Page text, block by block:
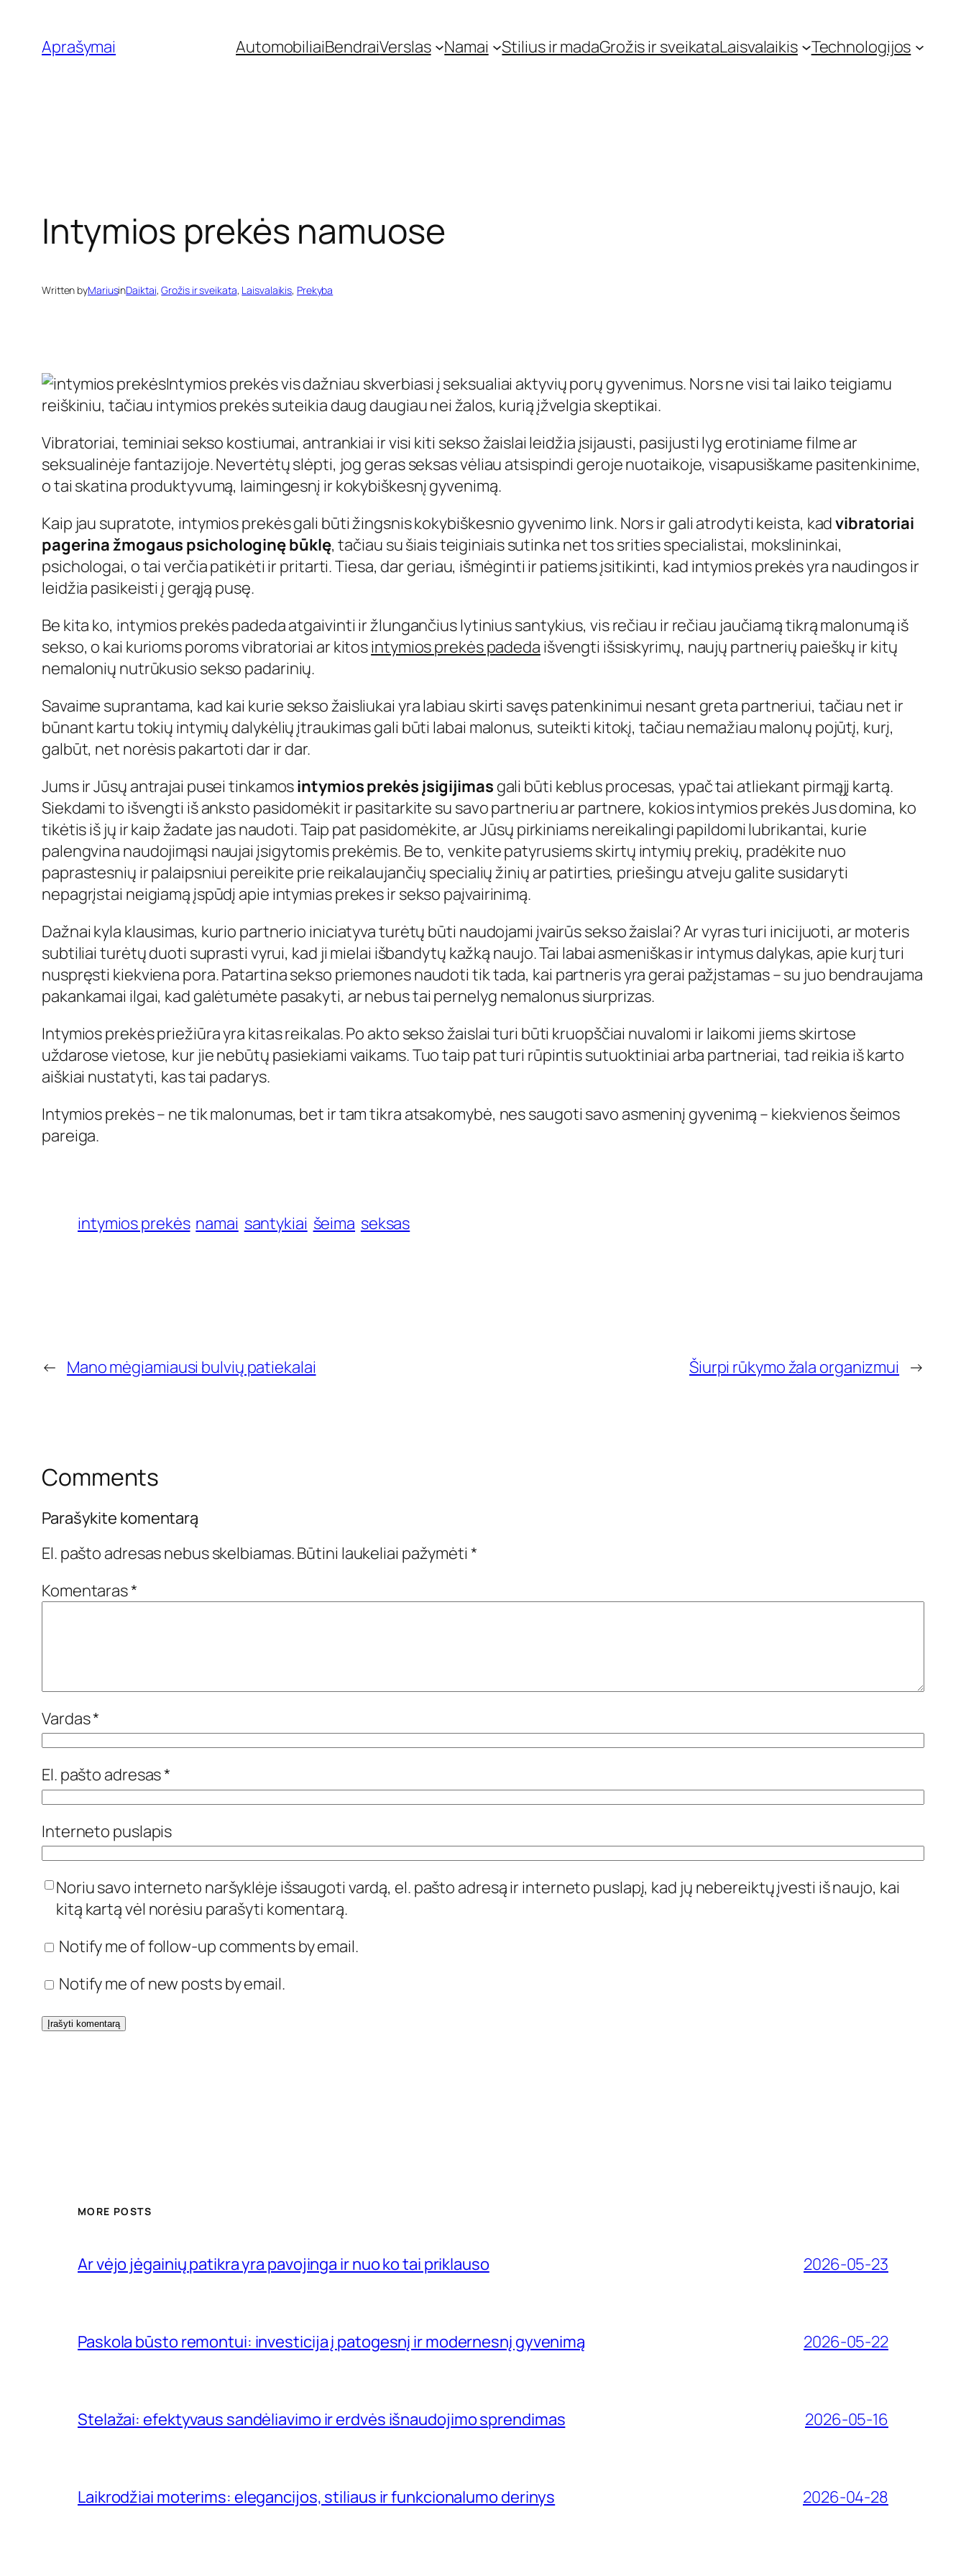
turinio
Aprašymai AutomobiliaiBendraiVerslas Namai Stilius ir madaGrožis ir sveikataLaisvalaikis Technologijos
Intymios prekės namuose
Written byMariusinDaiktai, Grožis ir sveikata, Laisvalaikis, Prekyba
Intymios prekės vis dažniau skverbiasi į seksualiai aktyvių porų gyvenimus. Nors ne visi tai laiko teigiamu
reiškiniu, tačiau intymios prekės suteikia daug daugiau nei žalos, kurią įžvelgia skeptikai.
Vibratoriai, teminiai sekso kostiumai, antrankiai ir visi kiti sekso žaislai leidžia įsijausti, pasijusti lyg erotiniame filme ar
seksualinėje fantazijoje. Nevertėtų slėpti, jog geras seksas vėliau atsispindi geroje nuotaikoje, visapusiškame pasitenkinime,
o tai skatina produktyvumą, laimingesnį ir kokybiškesnį gyvenimą.
Kaip jau supratote, intymios prekės gali būti žingsnis kokybiškesnio gyvenimo link. Nors ir gali atrodyti keista, kadvibratoriai
pagerina žmogaus psichologinę būklę, tačiau su šiais teiginiais sutinka net tos srities specialistai, mokslininkai,
psichologai, o tai verčia patikėti ir pritarti. Tiesa, dar geriau, išmėginti ir patiems įsitikinti, kad intymios prekės yra naudingos ir
leidžia pasikeisti į gerąją pusę.
Be kita ko, intymios prekės padeda atgaivinti ir žlungančius lytinius santykius, vis rečiau ir rečiau jaučiamą tikrą malonumą iš
sekso, o kai kurioms poroms vibratoriai ar kitosintymios prekės padeda išvengti išsiskyrimų, naujų partnerių paieškų ir kitų
nemalonių nutrūkusio sekso padarinių.
Savaime suprantama, kad kai kurie sekso žaisliukai yra labiau skirti savęs patenkinimui nesant greta partneriui, tačiau net ir
būnant kartu tokių intymių dalykėlių įtraukimas gali būti labai malonus, suteikti kitokį, tačiau nemažiau malonų pojūtį, kurį,
galbūt, net norėsis pakartoti dar ir dar.
Jums ir Jūsų antrajai pusei tinkamosintymios prekės įsigijimas gali būti keblus procesas, ypač tai atliekant pirmąjį kartą.
Siekdami to išvengti iš anksto pasidomėkit ir pasitarkite su savo partneriu ar partnere, kokios intymios prekės Jus domina, ko
tikėtis iš jų ir kaip žadate jas naudoti. Taip pat pasidomėkite, ar Jūsų pirkiniams nereikalingi papildomi lubrikantai, kurie
palengvina naudojimąsi naujai įsigytomis prekėmis. Be to, venkite patyrusiems skirtų intymių prekių, pradėkite nuo
paprastesnių ir palaipsniui pereikite prie reikalaujančių specialių žinių ar patirties, priešingu atveju galite susidaryti
nepagrįstai neigiamą įspūdį apie intymias prekes ir sekso paįvairinimą.
Dažnai kyla klausimas, kurio partnerio iniciatyva turėtų būti naudojami įvairūs sekso žaislai? Ar vyras turi inicijuoti, ar moteris
subtiliai turėtų duoti suprasti vyrui, kad ji mielai išbandytų kažką naujo. Tai labai asmeniškas ir intymus dalykas, apie kurį turi
nuspręsti kiekviena pora. Patartina sekso priemones naudoti tik tada, kai partneris yra gerai pažįstamas – su juo bendraujama
pakankamai ilgai, kad galėtumėte pasakyti, ar nebus tai pernelyg nemalonus siurprizas.
Intymios prekės priežiūra yra kitas reikalas. Po akto sekso žaislai turi būti kruopščiai nuvalomi ir laikomi jiems skirtose
uždarose vietose, kur jie nebūtų pasiekiami vaikams. Tuo taip pat turi rūpintis sutuoktiniai arba partneriai, tad reikia iš karto
aiškiai nustatyti, kas tai padarys.
Intymios prekės – ne tik malonumas, bet ir tam tikra atsakomybė, nes saugoti savo asmeninį gyvenimą – kiekvienos šeimos
pareiga.
intymios prekės namai santykiai šeima seksas
← Mano mėgiamiausi bulvių patiekalai Šiurpi rūkymo žala organizmui →
Comments
Parašykite komentarą
El. pašto adresas nebus skelbiamas.Būtini laukeliai pažymėti *
Komentaras*
Vardas*
El. pašto adresas*
Interneto puslapis
Noriu savo interneto naršyklėje išsaugoti vardą, el. pašto adresą ir interneto puslapį, kad jų nebereiktų įvesti iš naujo, kai
kitą kartą vėl norėsiu parašyti komentarą.
Notify me of follow-up comments by email.
Notify me of new posts by email.
MORE POSTS
Ar vėjo jėgainių patikra yra pavojinga ir nuo ko tai priklauso 2026-05-23
Paskola būsto remontui: investicija į patogesnį ir modernesnį gyvenimą 2026-05-22
Stelažai: efektyvaus sandėliavimo ir erdvės išnaudojimo sprendimas 2026-05-16
Laikrodžiai moterims: elegancijos, stiliaus ir funkcionalumo derinys 2026-04-28